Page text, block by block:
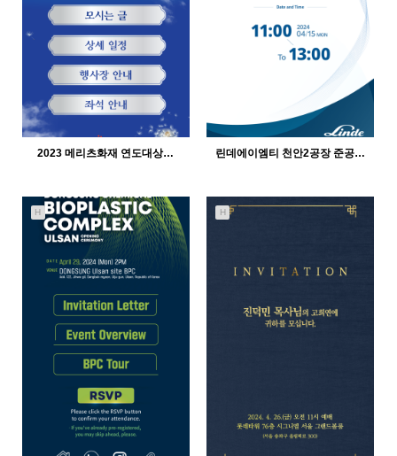
441
12-21
2023 메리츠화재 연도대상…
775
12-21
린데에이엠티 천안2공장 준공…
H H